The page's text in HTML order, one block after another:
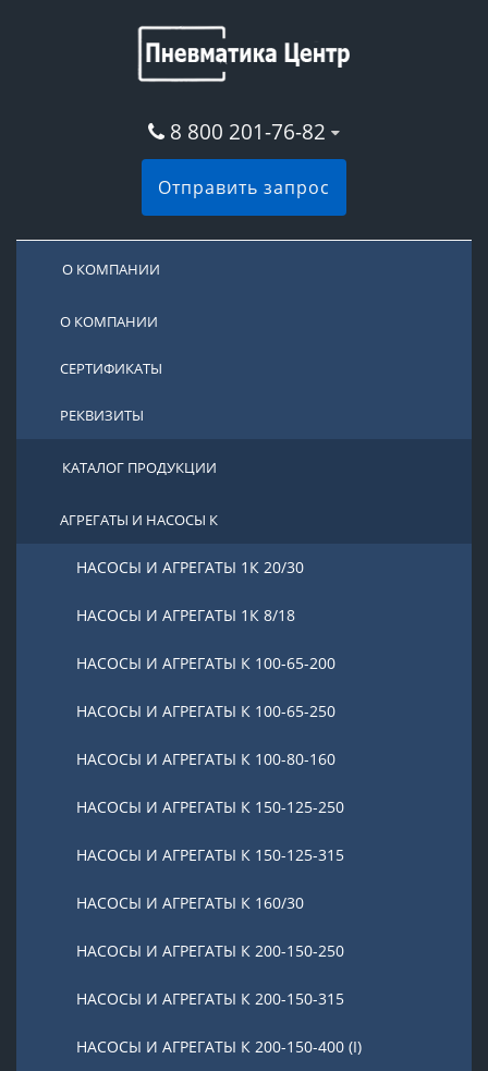
8 800 201-76-82
Отправить запрос
О КОМПАНИИ
О КОМПАНИИ
СЕРТИФИКАТЫ
РЕКВИЗИТЫ
КАТАЛОГ ПРОДУКЦИИ
АГРЕГАТЫ И НАСОСЫ К
НАСОСЫ И АГРЕГАТЫ 1К 20/30
НАСОСЫ И АГРЕГАТЫ 1К 8/18
НАСОСЫ И АГРЕГАТЫ К 100-65-200
НАСОСЫ И АГРЕГАТЫ К 100-65-250
НАСОСЫ И АГРЕГАТЫ К 100-80-160
НАСОСЫ И АГРЕГАТЫ К 150-125-250
НАСОСЫ И АГРЕГАТЫ К 150-125-315
НАСОСЫ И АГРЕГАТЫ К 160/30
НАСОСЫ И АГРЕГАТЫ К 200-150-250
НАСОСЫ И АГРЕГАТЫ К 200-150-315
НАСОСЫ И АГРЕГАТЫ К 200-150-400 (I)